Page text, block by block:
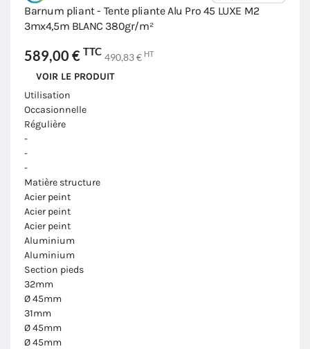
Barnum pliant - Tente pliante Alu Pro 45 LUXE M2
3mx4,5m BLANC 380gr/m²
589,00 € TTC 490,83 € HT
VOIR LE PRODUIT
Utilisation
Occasionnelle
Régulière
-
-
-
Matière structure
Acier peint
Acier peint
Acier peint
Aluminium
Aluminium
Section pieds
32mm
Ø 45mm
31mm
Ø 45mm
Ø 45mm